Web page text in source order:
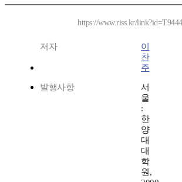
https://www.riss.kr/
저자
이
찬
주
발행사항
서
울
:
한
양
대
대
학
원,